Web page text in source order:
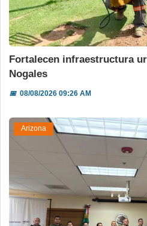
Fortalecen infraestructura
Nogales
📅08/08/2026 09:26 AM
Arizona